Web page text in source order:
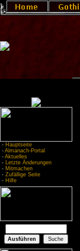
- Hauptseite
- Almanach-Portal
- Aktuelles
- Letzte Änderungen
- Mitmachen
- Zufällige Seite
- Hilfe